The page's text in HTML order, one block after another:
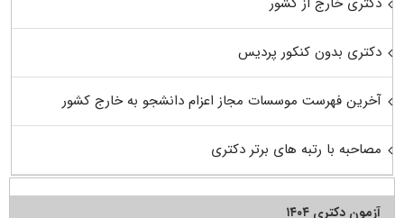
دکتری بدون کنکور پردیس
آخرین فهرست موسسات مجاز اعزام دانشجو به خارج کشور
مصاحبه با رتبه های برتر دکتری
آزمون دکتری ۱۴۰۴